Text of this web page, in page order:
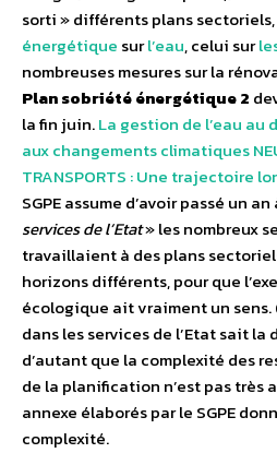
sorti » différents plans
énergétique surl’eau, celui sur
nombreuses mesures sur la
Plan sobriété énergétique 2
la fin juin.La gestion de l’eau
aux changements climatiques
TRANSPORTS : Une trajectoire
SGPE assume d’avoir passé un an
services de l’Etat» les nombreux
travaillaient à des plans
horizons différents, pour que
écologique ait vraiment un
dans les services de l’Etat sait la
d’autant que la complexité des
de la planification n’est pas très
annexe élaborés par le SGPE
complexité.